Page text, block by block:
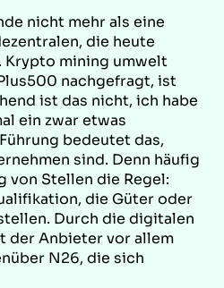
nicht mehr als eine
die heute
Krypto mining umwelt
nachgefragt, ist
ist das nicht, ich habe
ein zwar etwas
bedeutet das,
sind. Denn häufig
von Stellen die Regel:
die Güter oder
Durch die digitalen
der Anbieter vor allem
N26, die sich